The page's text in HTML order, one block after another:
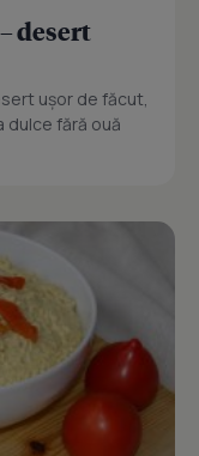
desert
ușor de făcut,
dulce fără ouă